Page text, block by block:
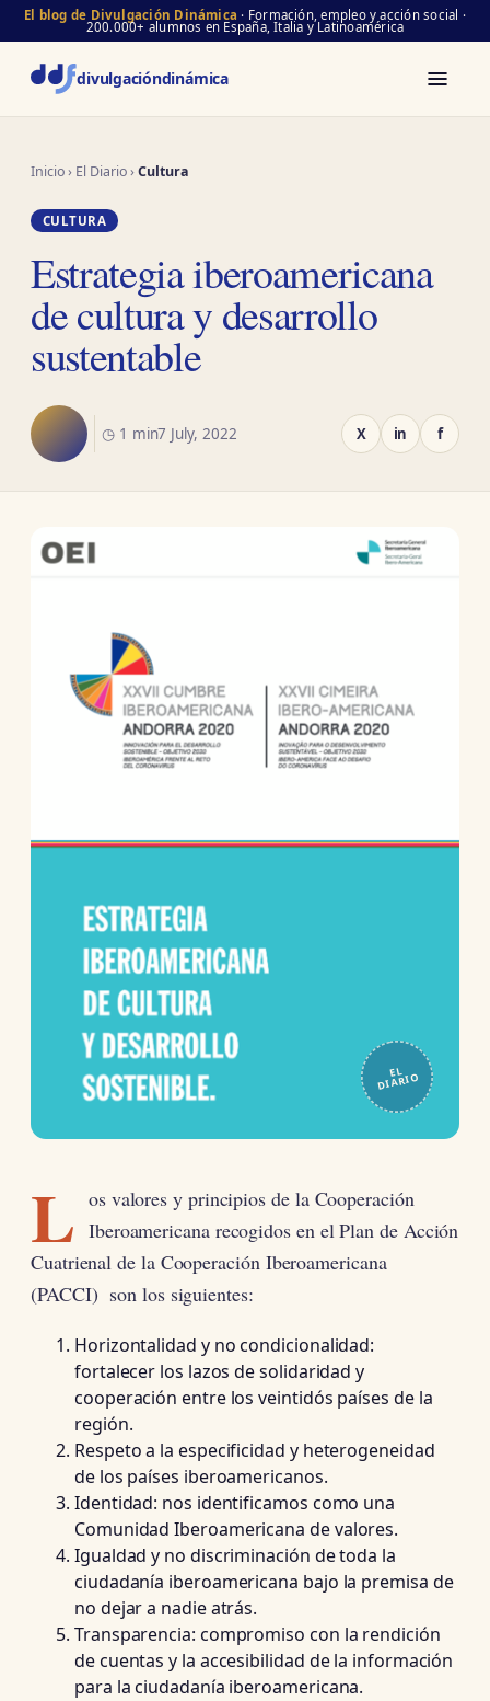
El blog de Divulgación Dinámica · Formación, empleo y acción social ·
200.000+ alumnos en España, Italia y Latinoamérica
divulgacióndinámica
Inicio› El Diario›Cultura
CULTURA
Estrategia iberoamericana
de cultura y desarrollo
sustentable
◷ 1 min7 July, 2022 X in f
EL
DIARIO
L os valores y principios de la Cooperación
Iberoamericana recogidos en el Plan de Acción
Cuatrienal de la Cooperación Iberoamericana
(PACCI) son los siguientes:
Horizontalidad y no condicionalidad:
fortalecer los lazos de solidaridad y
cooperación entre los veintidós países de la
región.
Respeto a la especificidad y heterogeneidad
de los países iberoamericanos.
Identidad: nos identificamos como una
Comunidad Iberoamericana de valores.
Igualdad y no discriminación de toda la
ciudadanía iberoamericana bajo la premisa de
no dejar a nadie atrás.
Transparencia: compromiso con la rendición
de cuentas y la accesibilidad de la información
para la ciudadanía iberoamericana.